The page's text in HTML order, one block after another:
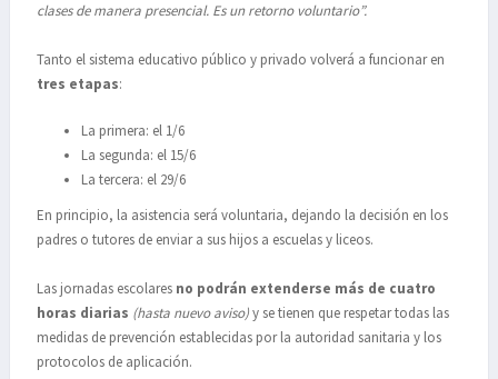
clases de manera presencial. Es un retorno voluntario”.
Tanto el sistema educativo público y privado volverá a funcionar en
tres etapas:
La primera: el 1/6
La segunda: el 15/6
La tercera: el 29/6
En principio, la asistencia será voluntaria, dejando la decisión en los
padres o tutores de enviar a sus hijos a escuelas y liceos.
Las jornadas escolares no podrán extenderse más de cuatro
horas diarias (hasta nuevo aviso)y se tienen que respetar todas las
medidas de prevención establecidas por la autoridad sanitaria y los
protocolos de aplicación.